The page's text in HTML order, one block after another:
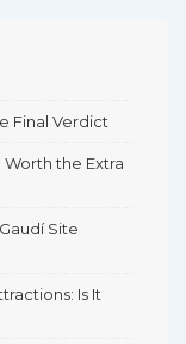
Final Verdict
Worth the Extra
Site
Is It